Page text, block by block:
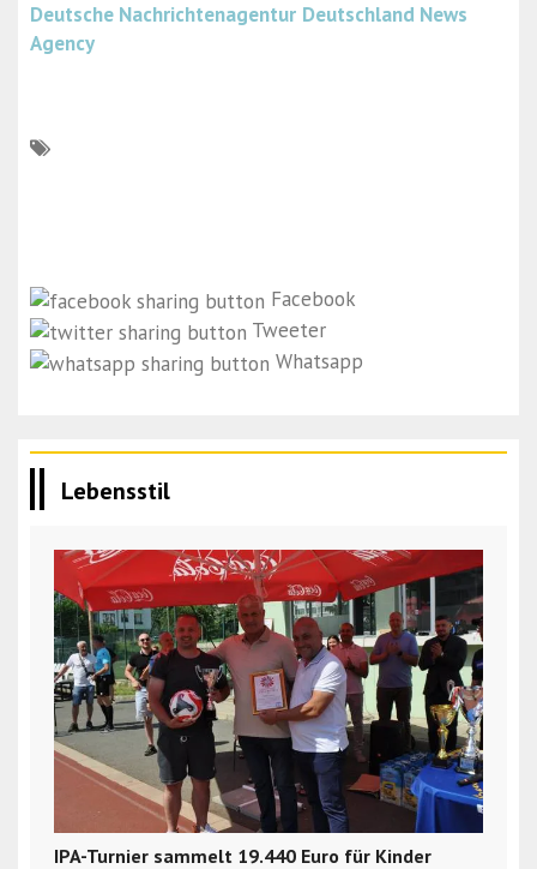
Deutsche Nachrichtenagentur Deutschland News
Agency
Facebook
Tweeter
Whatsapp
Lebensstil
IPA-Turnier sammelt 19.440 Euro für Kinder